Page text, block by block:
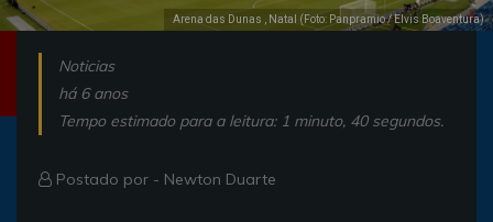
Arena das Dunas , Natal (Foto: Panpramio / Elvis Boaventura)
Noticias
há 6 anos
Tempo estimado para a leitura: 1 minuto, 40 segundos.
Postado por - Newton Duarte